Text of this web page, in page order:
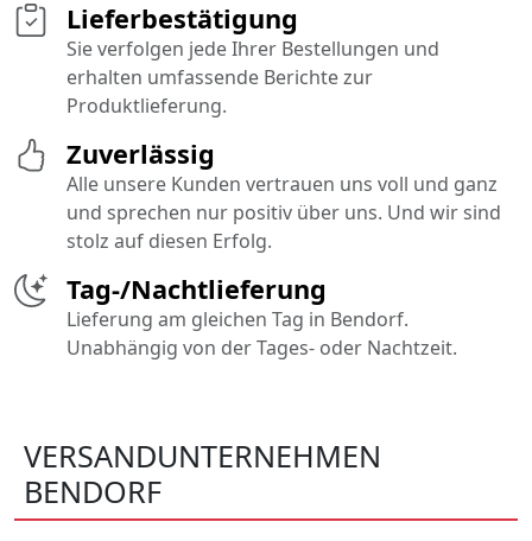
Tag-/Nachtlieferung
Lieferung am gleichen Tag in Bendorf.
Unabhängig von der Tages- oder Nachtzeit.
Lieferbestätigung
Sie verfolgen jede Ihrer Bestellungen und
erhalten umfassende Berichte zur
Produktlieferung.
Zuverlässig
Alle unsere Kunden vertrauen uns voll und ganz
und sprechen nur positiv über uns. Und wir sind
stolz auf diesen Erfolg.
VERSANDUNTERNEHMEN
BENDORF